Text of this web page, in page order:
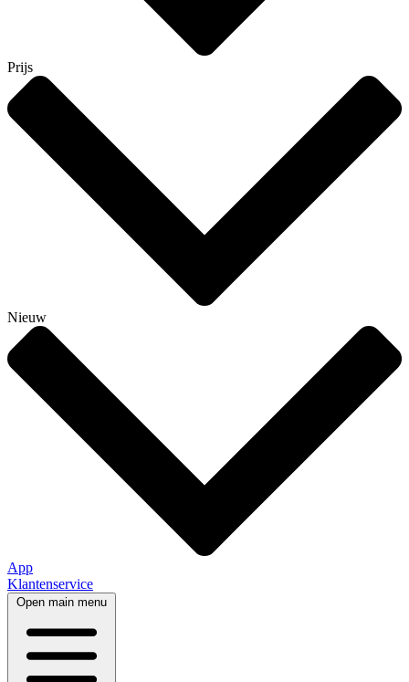
Prijs
Nieuw
App
Klantenservice
Open main menu